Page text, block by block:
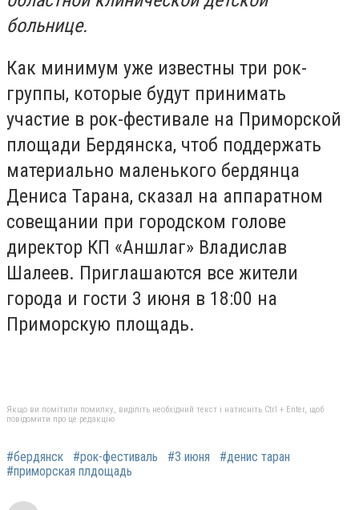
больнице.
Как минимум уже известны три рок-
группы, которые будут принимать
участие в рок-фестивале на Приморской
площади Бердянска, чтоб поддержать
материально маленького бердянца
Дениса Тарана, сказал на аппаратном
совещании при городском голове
директор КП «Аншлаг» Владислав
Шалеев. Приглашаются все жители
города и гости 3 июня в 18:00 на
Приморскую площадь.
Якщо ви помітили помилку, виділіть необхідний текст і натисніть Ctrl + Enter, щоб
повідомити про це редакцію
#бердянск #рок-фестиваль #3 июня
#денис таран
#приморская плдощадь